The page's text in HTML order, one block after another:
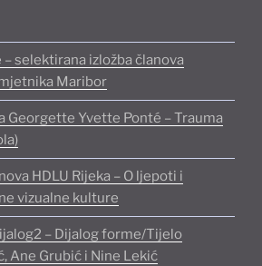
selektirana izložba članova
Maribor
Georgette Yvette Ponté – Trauma
HDLU Rijeka – O ljepoti i
vizualne kulture
– Dijalog forme/Tijelo
Ane Grubić i Nine Lekić